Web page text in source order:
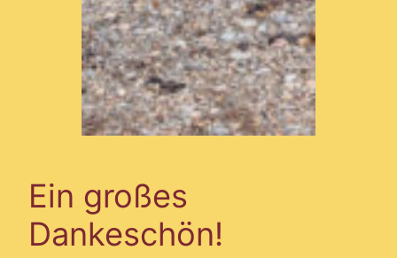
Ein großes
Dankeschön!